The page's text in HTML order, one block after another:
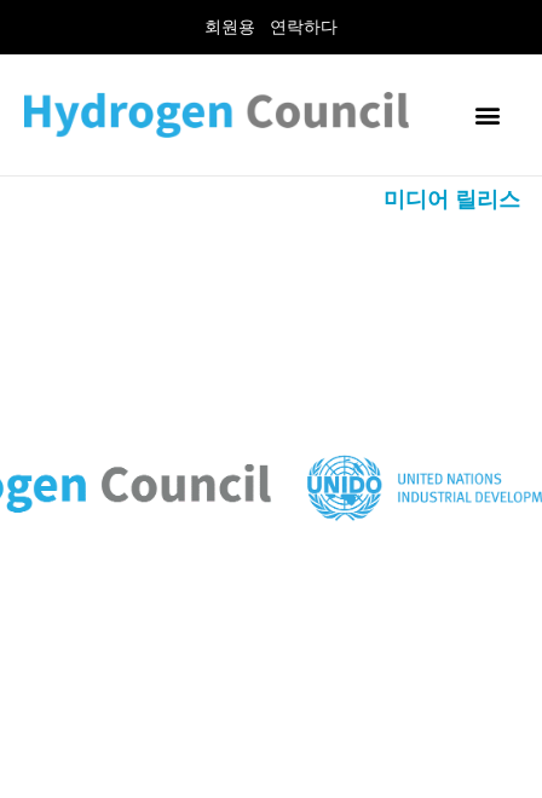
회원용 연락하다
미디어 릴리스